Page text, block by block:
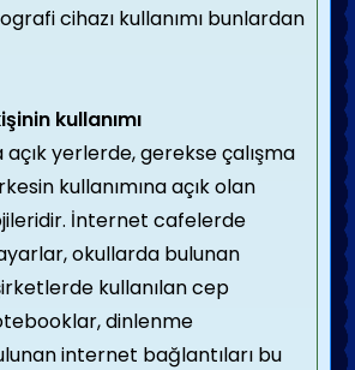
cihazı kullanımı bunlardan
kullanımı
yerlerde, gerekse çalışma
kullanımına açık olan
İnternet cafelerde
okullarda bulunan
kullanılan cep
dinlenme
internet bağlantıları bu